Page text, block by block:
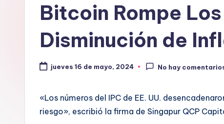
Bitcoin Rompe
Disminución de
jueves 16 de mayo, 2024 No hay
«Los números del IPC de EE. UU.
riesgo», escribió la firma de Singapur QCP